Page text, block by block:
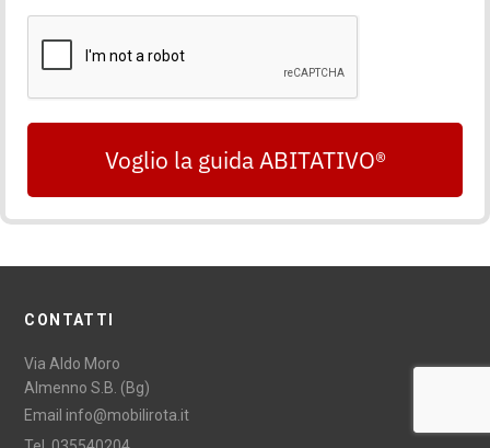
Voglio la guida ABITATIVO®
CONTATTI
Via Aldo Moro
Almenno S.B. (Bg)
Email info@mobilirota.it